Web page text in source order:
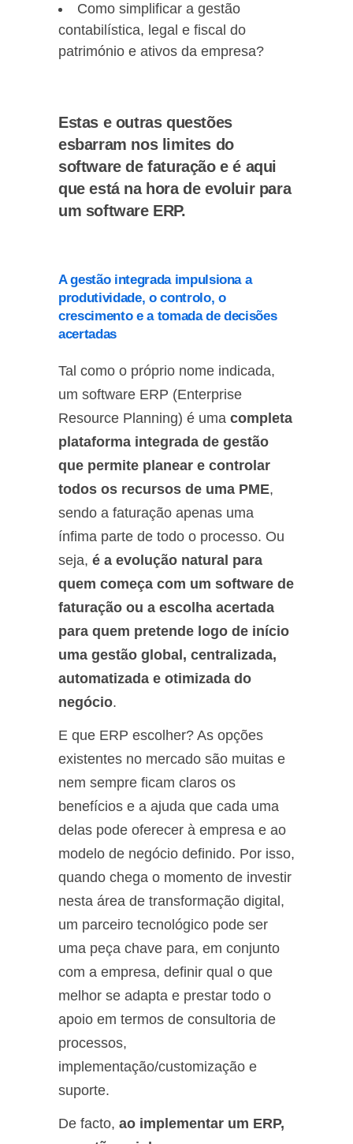
Como simplificar a gestão
contabilística, legal e fiscal do
património e ativos da empresa?
Estas e outras questões
esbarram nos limites do
software de faturação e é aqui
que está na hora de evoluir para
um software ERP.
A gestão integrada impulsiona a
produtividade, o controlo, o
crescimento e a tomada de decisões
acertadas
Tal como o próprio nome indicada,
um software ERP (Enterprise
Resource Planning) é uma completa
plataforma integrada de gestão
que permite planear e controlar
todos os recursos de uma PME,
sendo a faturação apenas uma
ínfima parte de todo o processo. Ou
seja, é a evolução natural para
quem começa com um software de
faturação ou a escolha acertada
para quem pretende logo de início
uma gestão global, centralizada,
automatizada e otimizada do
negócio.
E que ERP escolher? As opções
existentes no mercado são muitas e
nem sempre ficam claros os
benefícios e a ajuda que cada uma
delas pode oferecer à empresa e ao
modelo de negócio definido. Por isso,
quando chega o momento de investir
nesta área de transformação digital,
um parceiro tecnológico pode ser
uma peça chave para, em conjunto
com a empresa, definir qual o que
melhor se adapta e prestar todo o
apoio em termos de consultoria de
processos,
implementação/customização e
suporte.
De facto, ao implementar um ERP,